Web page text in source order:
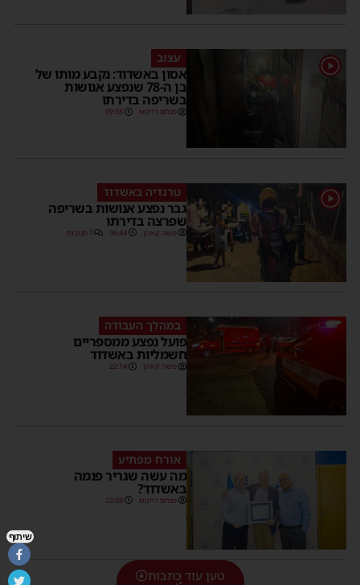
1 עצוב
אסון באשדוד: נקבע מותו של
בן ה-78 שנפצע אנושות
בשריפה בדירתו
מנחם דויטש 09:38
1 טרגדיה באשדוד
גבר נפצע אנושות בשריפה
שפרצה בדירתו
משה קאהן 06:44 1 תגובות
במהלך העבודה
פועל נפצע ממספריים
חשמליות באשדוד
משה קאהן 22:14
אורח מפתיע
מה עשה שגריר פנמה
באשדוד?
מנחם דויטש 22:08
טען עוד כתבות
שיתוף